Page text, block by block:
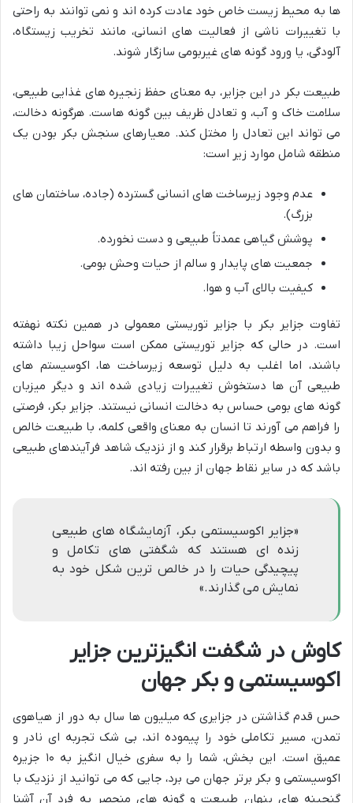
ها به محیط زیست خاص خود عادت کرده اند و نمی توانند به راحتی
با تغییرات ناشی از فعالیت های انسانی، مانند تخریب زیستگاه،
آلودگی، یا ورود گونه های غیربومی سازگار شوند.
طبیعت بکر در این جزایر، به معنای حفظ زنجیره های غذایی طبیعی،
سلامت خاک و آب، و تعادل ظریف بین گونه هاست. هرگونه دخالت،
می تواند این تعادل را مختل کند. معیارهای سنجش بکر بودن یک
منطقه شامل موارد زیر است:
عدم وجود زیرساخت های انسانی گسترده (جاده، ساختمان های
بزرگ).
پوشش گیاهی عمدتاً طبیعی و دست نخورده.
جمعیت های پایدار و سالم از حیات وحش بومی.
کیفیت بالای آب و هوا.
تفاوت جزایر بکر با جزایر توریستی معمولی در همین نکته نهفته
است. در حالی که جزایر توریستی ممکن است سواحل زیبا داشته
باشند، اما اغلب به دلیل توسعه زیرساخت ها، اکوسیستم های
طبیعی آن ها دستخوش تغییرات زیادی شده اند و دیگر میزبان
گونه های بومی حساس به دخالت انسانی نیستند. جزایر بکر، فرصتی
را فراهم می آورند تا انسان به معنای واقعی کلمه، با طبیعت خالص
و بدون واسطه ارتباط برقرار کند و از نزدیک شاهد فرآیندهای طبیعی
باشد که در سایر نقاط جهان از بین رفته اند.
«جزایر اکوسیستمی بکر، آزمایشگاه های طبیعی
زنده ای هستند که شگفتی های تکامل و
پیچیدگی حیات را در خالص ترین شکل خود به
نمایش می گذارند.»
کاوش در شگفت انگیزترین جزایر
اکوسیستمی و بکر جهان
حس قدم گذاشتن در جزایری که میلیون ها سال به دور از هیاهوی
تمدن، مسیر تکاملی خود را پیموده اند، بی شک تجربه ای نادر و
عمیق است. این بخش، شما را به سفری خیال انگیز به ۱۰ جزیره
اکوسیستمی و بکر برتر جهان می برد، جایی که می توانید از نزدیک با
گنجینه های پنهان طبیعت و گونه های منحصر به فرد آن آشنا